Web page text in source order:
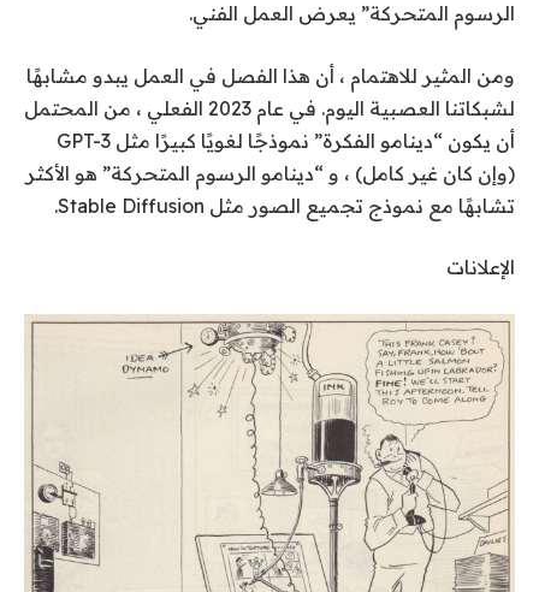
الرسوم المتحركة” يعرض العمل الفني.
ومن المثير للاهتمام ، أن هذا الفصل في العمل يبدو مشابهًا
لشبكاتنا العصبية اليوم. في عام 2023 الفعلي ، من المحتمل
أن يكون “دينامو الفكرة” نموذجًا لغويًا كبيرًا مثل GPT-3
(وإن كان غير كامل) ، و “دينامو الرسوم المتحركة” هو الأكثر
تشابهًا مع نموذج تجميع الصور مثل Stable Diffusion.
الإعلانات